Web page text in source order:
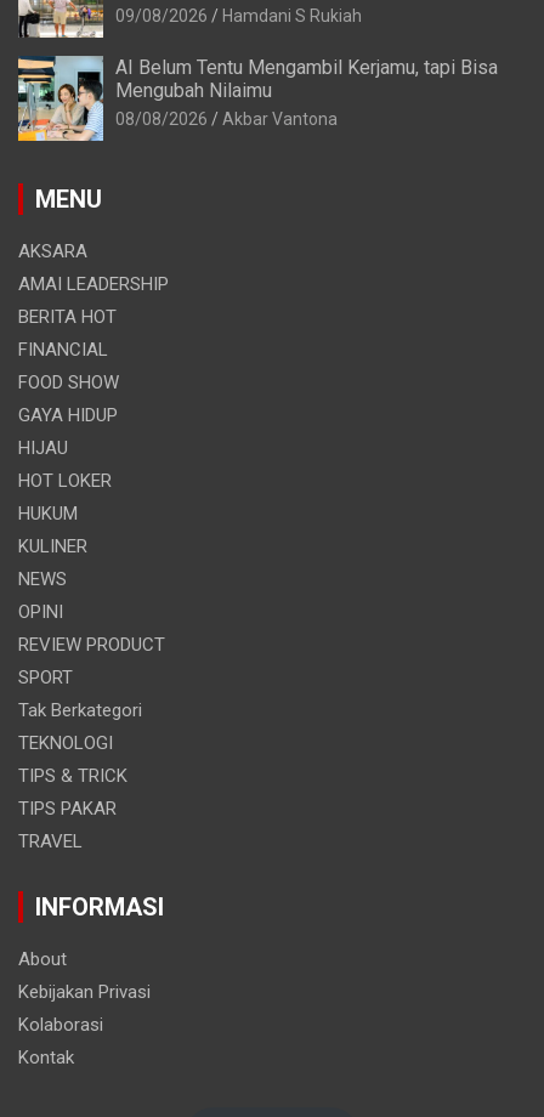
09/08/2026 Hamdani S Rukiah
AI Belum Tentu Mengambil Kerjamu, tapi Bisa
Mengubah Nilaimu
08/08/2026 Akbar Vantona
MENU
AKSARA
AMAI LEADERSHIP
BERITA HOT
FINANCIAL
FOOD SHOW
GAYA HIDUP
HIJAU
HOT LOKER
HUKUM
KULINER
NEWS
OPINI
REVIEW PRODUCT
SPORT
Tak Berkategori
TEKNOLOGI
TIPS & TRICK
TIPS PAKAR
TRAVEL
INFORMASI
About
Kebijakan Privasi
Kolaborasi
Kontak